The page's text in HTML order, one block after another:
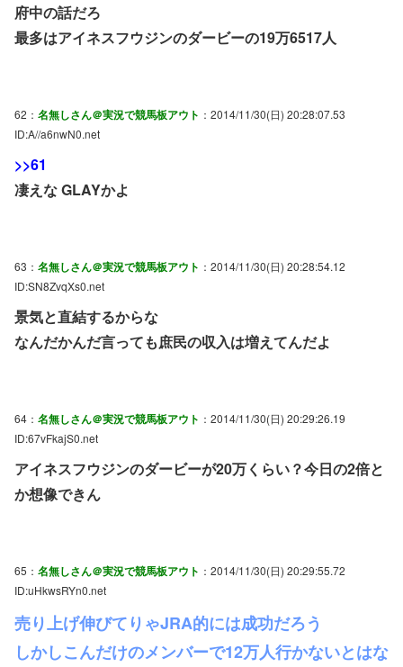
府中の話だろ
最多はアイネスフウジンのダービーの19万6517人
62： 名無しさん＠実況で競馬板アウト ：2014/11/30(日) 20:28:07.53
ID:A//a6nwN0.net
>>61
凄えな GLAYかよ
63： 名無しさん＠実況で競馬板アウト ：2014/11/30(日) 20:28:54.12
ID:SN8ZvqXs0.net
景気と直結するからな
なんだかんだ言っても庶民の収入は増えてんだよ
64： 名無しさん＠実況で競馬板アウト ：2014/11/30(日) 20:29:26.19
ID:67vFkajS0.net
アイネスフウジンのダービーが20万くらい？今日の2倍と
か想像できん
65： 名無しさん＠実況で競馬板アウト ：2014/11/30(日) 20:29:55.72
ID:uHkwsRYn0.net
売り上げ伸びてりゃJRA的には成功だろう
しかしこんだけのメンバーで12万人行かないとはな